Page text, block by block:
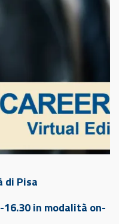
di Pisa
in modalità on-